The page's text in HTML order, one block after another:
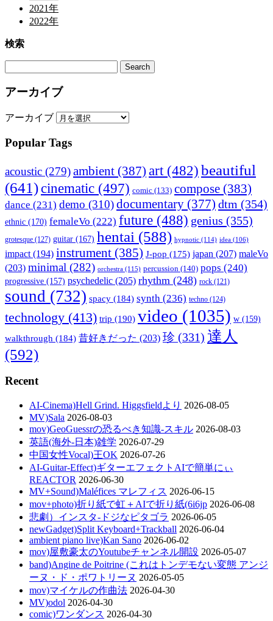
2021年
2022年
検索
アーカイブ
アーカイブ
Popular Tags
acoustic (279)ambient (387) art (482) beautiful
(641)cinematic (497) comic (133) compose (383)
dance (231) demo (310)documentary (377) dtm (354)
ethnic (170) femaleVo (222) future (488) genius (355)
grotesque (127) guitar (167) hentai (588) hypnotic (114) idea (106)
impact (194) instrument (385) J-pop (175) japan (207) maleVo
(203) minimal (282) orchestra (115) percussion (140) pops (240)
progressive (157) psychedelic (205) rhythm (248) rock (121)
sound (732) spacy (184) synth (236) techno (124)
technology (413) trip (190) video (1035) w (159)
walkthrough (184) 昔好きだった (203) 珍 (331) 達人
(592)
Recent
AI-Cinema)Hell Grind. Higgsfieldより 2026-08-05
MV)Sala 2026-08-03
mov)GeoGuessrの恐るべき知識-スキル 2026-08-03
英語(海外-日本)雑学 2026-07-29
中国女性Vocal)王OK 2026-07-26
AI-Guitar-Effect)ギターエフェクトAIで簡単にぃ
REACTOR 2026-06-30
MV+Sound)Maléfices マレフィス 2026-06-15
mov+photo)折り紙で虹＋AIで折り紙(6i6jp 2026-06-08
悲劇）インスタ-ドジなピタゴラ 2026-06-05
newGadget)Split Keyboard+Trackball 2026-06-04
ambient piano live)Kan Sano 2026-06-02
mov)屋敷豪太のYoutubeチャンネル開設 2026-05-07
band)Angine de Poitrine (これはトンデモない変態 アンジ
ーヌ・ド・ポワトリーヌ 2026-05-05
mov)マイケルの作曲法 2026-04-30
MV)odol 2026-04-30
comic)ワンダンス 2026-04-30